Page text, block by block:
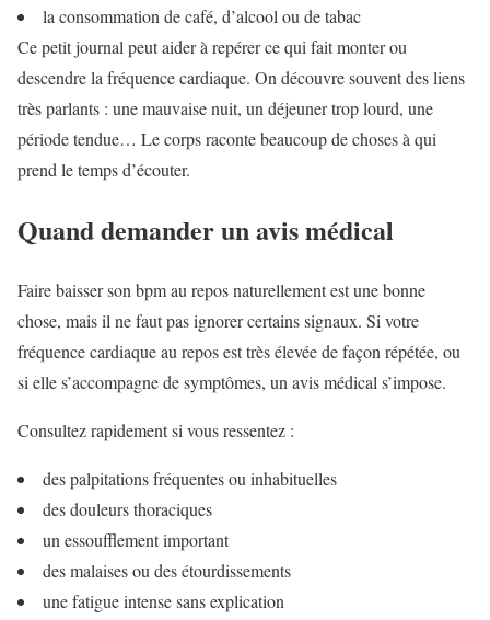
la consommation de café, d’alcool ou de tabac
Ce petit journal peut aider à repérer ce qui fait monter ou
descendre la fréquence cardiaque. On découvre souvent des liens
très parlants : une mauvaise nuit, un déjeuner trop lourd, une
période tendue… Le corps raconte beaucoup de choses à qui
prend le temps d’écouter.
Quand demander un avis médical
Faire baisser son bpm au repos naturellement est une bonne
chose, mais il ne faut pas ignorer certains signaux. Si votre
fréquence cardiaque au repos est très élevée de façon répétée, ou
si elle s’accompagne de symptômes, un avis médical s’impose.
Consultez rapidement si vous ressentez :
des palpitations fréquentes ou inhabituelles
des douleurs thoraciques
un essoufflement important
des malaises ou des étourdissements
une fatigue intense sans explication